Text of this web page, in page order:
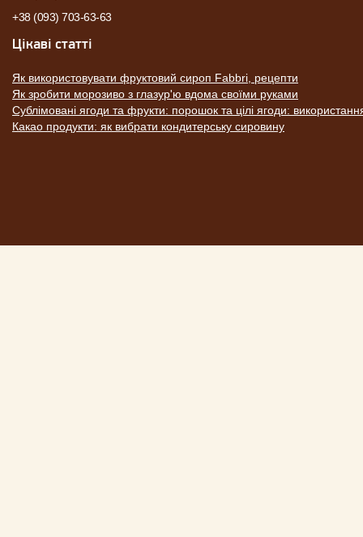
+38 (093) 703-63-63
Цікаві статті
Як використовувати фруктовий сироп Fabbri, рецепти
Як зробити морозиво з глазур'ю вдома своїми руками
Сублімовані ягоди та фрукти: порошок та цілі ягоди:
Какао продукти: як вибрати кондитерську сировину